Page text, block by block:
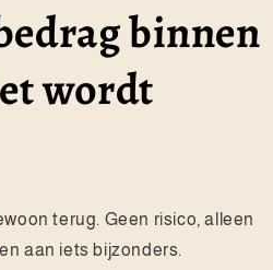
binnen
wordt
terug. Geen risico, alleen
aan iets bijzonders.